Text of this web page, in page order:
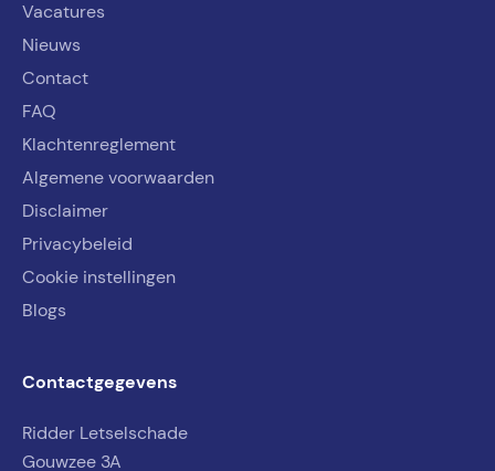
Vacatures
Nieuws
Contact
FAQ
Klachtenreglement
Algemene voorwaarden
Disclaimer
Privacybeleid
Cookie instellingen
Blogs
Contactgegevens
Ridder Letselschade
Gouwzee 3A